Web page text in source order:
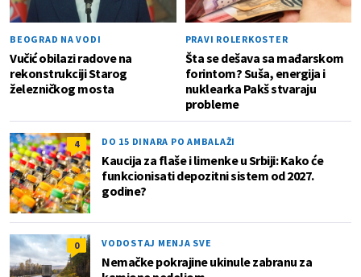
BEOGRAD NA VODI
Vučić obilazi radove na
rekonstrukciji Starog
železničkog mosta
PRAVI ROLERKOSTER
Šta se dešava sa mađarskom
forintom? Suša, energija i
nuklearka Pakš stvaraju
probleme
4 DO 15 DINARA PO AMBALAŽI
Kaucija za flaše i limenke u Srbiji: Kako će
funkcionisati depozitni sistem od 2027.
godine?
0 VODOSTAJ MENJA SVE
Nemačke pokrajine ukinule zabranu za